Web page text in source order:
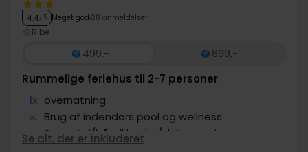
4.4/ 5 Meget god 28 anmeldelser
Ribe
499,-
699,-
Rummelige feriehus til 2-7 personer
1x overnatning
∞ Brug af indendørs pool og wellness
∞
Sengetøj/håndklæder/slutrengøring
Se alt, der er inkluderet